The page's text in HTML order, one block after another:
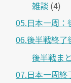
雑談 (4)
05.日本一周：
06.後半戦終了
後半戦ま
07.日本一周終